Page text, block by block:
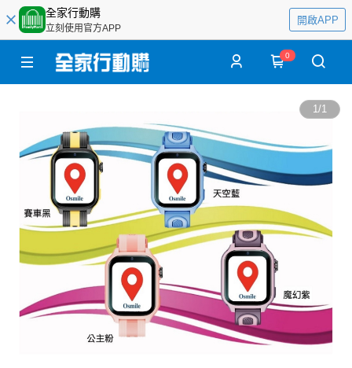
全家行動購
立刻使用官方APP
開啟APP
0
1/1